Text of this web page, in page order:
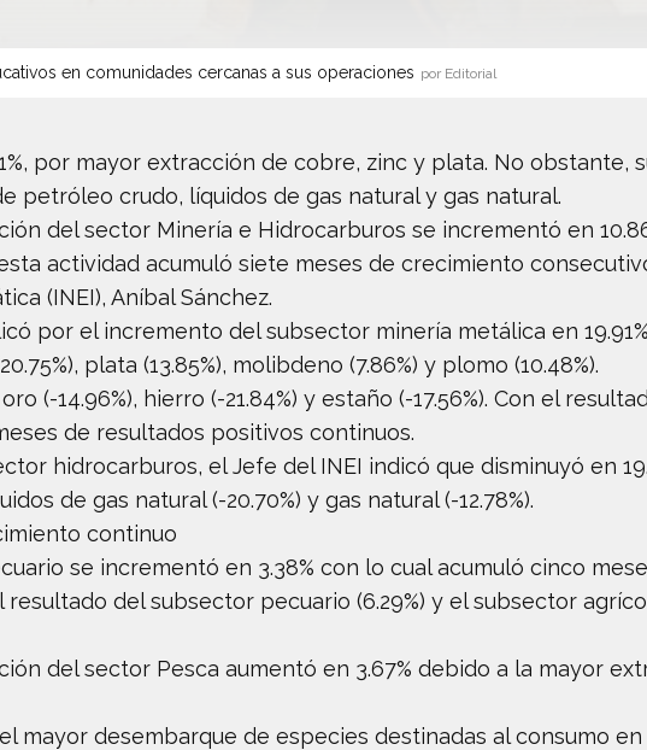
en comunidades cercanas a sus operaciones por Editorial
por mayor extracción de cobre, zinc y plata. No obstante,
petróleo crudo, líquidos de gas natural y gas natural.
del sector Minería e Hidrocarburos se incrementó en
actividad acumuló siete meses de crecimiento
(INEI), Aníbal Sánchez.
por el incremento del subsector minería metálica en
plata (13.85%), molibdeno (7.86%) y plomo (10.48%).
(-14.96%), hierro (-21.84%) y estaño (-17.56%). Con el
de resultados positivos continuos.
hidrocarburos, el Jefe del INEI indicó que disminuyó en
de gas natural (-20.70%) y gas natural (-12.78%).
continuo
se incrementó en 3.38% con lo cual acumuló cinco
del subsector pecuario (6.29%) y el subsector
del sector Pesca aumentó en 3.67% debido a la mayor
desembarque de especies destinadas al consumo en